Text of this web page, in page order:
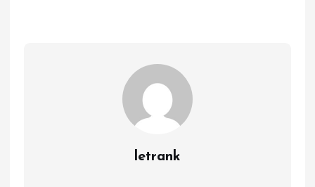
letrank